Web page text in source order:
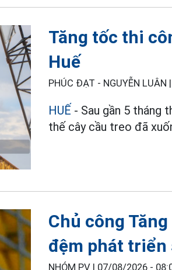
Tăng tốc thi
Huế
PHÚC ĐẠT - NGUYỄN LUÂN |
HUẾ - Sau gần 5 tháng
thế cây cầu treo đã
Chủ công
đệm phát triển
NHÓM PV | 07/08/2026 -